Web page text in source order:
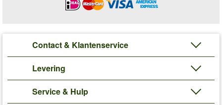
Contact & Klantenservice
Levering
Service & Hulp